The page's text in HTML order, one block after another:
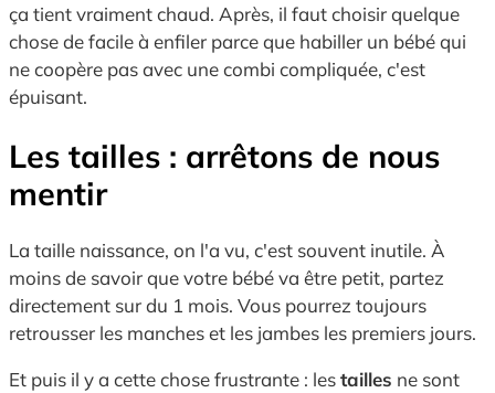
ça tient vraiment chaud. Après, il faut choisir quelque
chose de facile à enfiler parce que habiller un bébé qui
ne coopère pas avec une combi compliquée, c'est
épuisant.
Les tailles : arrêtons de nous
mentir
La taille naissance, on l'a vu, c'est souvent inutile. À
moins de savoir que votre bébé va être petit, partez
directement sur du 1 mois. Vous pourrez toujours
retrousser les manches et les jambes les premiers jours.
Et puis il y a cette chose frustrante : lestailles ne sont